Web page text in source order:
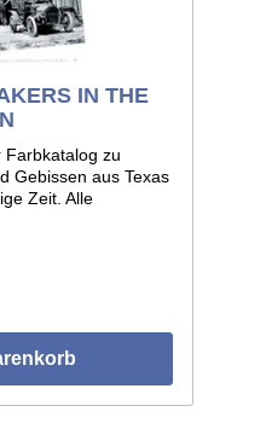
IN THE
Farbkatalog zu
Gebissen aus Texas
Zeit. Alle
dargestellt.
der in einer
100 Exemplaren
großformatigen